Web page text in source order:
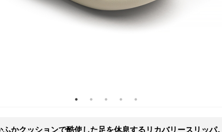
ふかクッションで酷使した足を休息するリカバリースリッパ